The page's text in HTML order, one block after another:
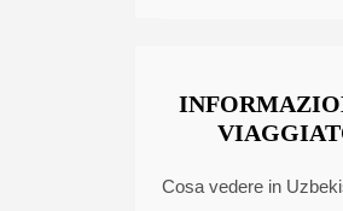
Cosa vedere in